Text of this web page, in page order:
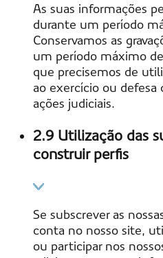
As suas informações
durante um período
Conservamos as
um período máximo
que precisemos de
ao exercício ou
ações judiciais.
2.9 Utilização das
construir perfis
Se subscrever as
conta no nosso site,
ou participar nos